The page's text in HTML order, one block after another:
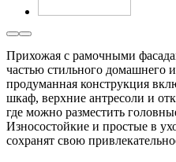
Прихожая с рамочными
частью стильного домашнего
продуманная конструкция
шкаф, верхние антресоли и
где можно разместить
Износостойкие и простые в
сохранят свою